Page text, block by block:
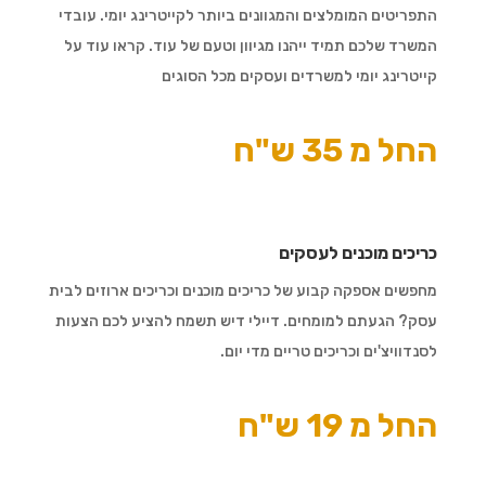
התפריטים המומלצים והמגוונים ביותר לקייטרינג יומי. עובדי
המשרד שלכם תמיד ייהנו מגיוון וטעם של עוד. קראו עוד על
קייטרינג יומי למשרדים ועסקים מכל הסוגים
החל מ 35 ש"ח
כריכים מוכנים לעסקים
מחפשים אספקה קבוע של כריכים מוכנים וכריכים ארוזים לבית
עסק? הגעתם למומחים. דיילי דיש תשמח להציע לכם הצעות
לסנדוויצ'ים וכריכים טריים מדי יום.
החל מ 19 ש"ח